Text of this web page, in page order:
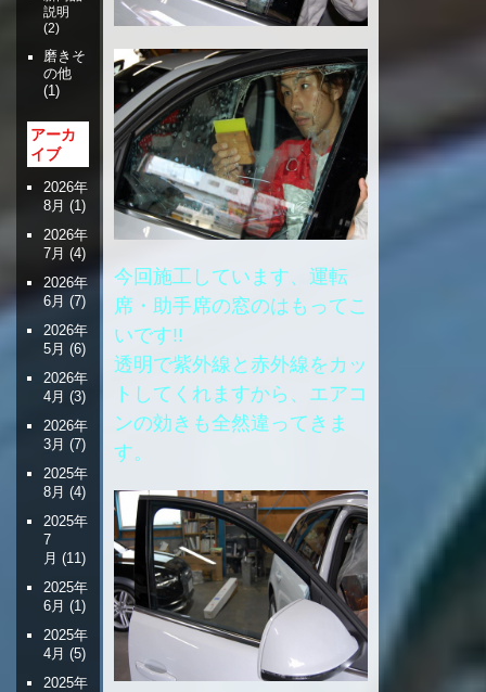
今回施工しています、運転
席・助手席の窓のはもってこ
いです!!
透明で紫外線と赤外線をカッ
トしてくれますから、エアコ
ンの効きも全然違ってきま
す。
説明
(2)
磨きそ
の他
(1)
アーカ
イブ
2026年
8月 (1)
2026年
7月 (4)
2026年
6月 (7)
2026年
5月 (6)
2026年
4月 (3)
2026年
3月 (7)
2025年
8月 (4)
2025年
7
月 (11)
2025年
6月 (1)
2025年
4月 (5)
2025年